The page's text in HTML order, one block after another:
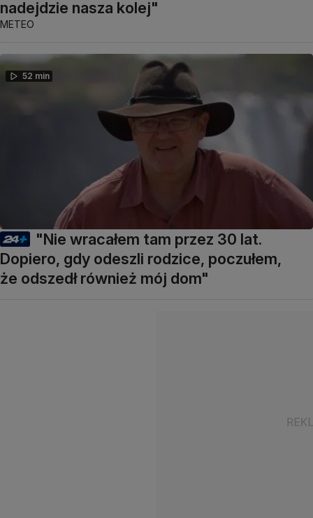
nadejdzie nasza kolej"
METEO
52 min
"Nie wracałem tam przez 30 lat.
Dopiero, gdy odeszli rodzice, poczułem,
że odszedł również mój dom"